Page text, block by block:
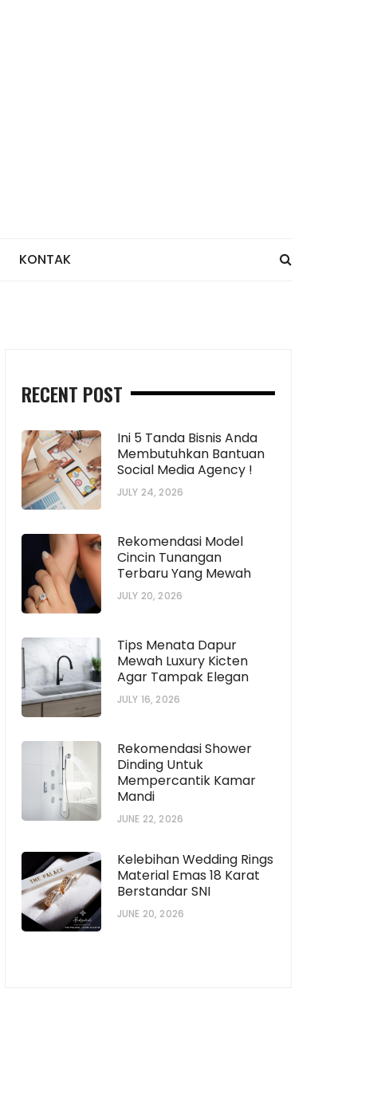
KONTAK
RECENT POST
Ini 5 Tanda Bisnis Anda
Membutuhkan Bantuan
Social Media Agency !
JULY 24, 2026
Rekomendasi Model
Cincin Tunangan
Terbaru Yang Mewah
JULY 20, 2026
Tips Menata Dapur
Mewah Luxury Kicten
Agar Tampak Elegan
JULY 16, 2026
Rekomendasi Shower
Dinding Untuk
Mempercantik Kamar
Mandi
JUNE 22, 2026
Kelebihan Wedding Rings
Material Emas 18 Karat
Berstandar SNI
JUNE 20, 2026